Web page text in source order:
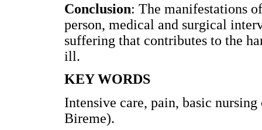
Conclusion: The manifestations
person, medical and surgical
suffering that contributes to the
ill.
KEY WORDS
Intensive care, pain, basic
Bireme).